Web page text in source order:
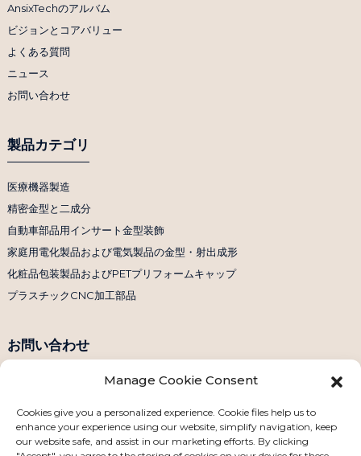
AnsixTechのアルバム
ビジョンとコアバリュー
よくある質問
ニュース
お問い合わせ
製品カテゴリ
医療機器製造
精密金型と二成分
自動車部品用インサート金型装飾
家庭用電化製品および電気製品の金型・射出成形
化粧品包装製品およびPETプリフォームキャップ
プラスチックCNC加工部品
お問い合わせ
電話番号：+86 158 1869 2114
Eメール：info@ansixtech.com
Skype: Stephenhuang2010
WhatsApp: +86 13530645990
Manage Cookie Consent
Cookies give you a personalized experience. Cookie files help us to
enhance your experience using our website, simplify navigation, keep
our website safe, and assist in our marketing efforts. By clicking